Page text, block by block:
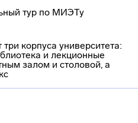
корпуса университета:
и лекционные
залом и столовой, а